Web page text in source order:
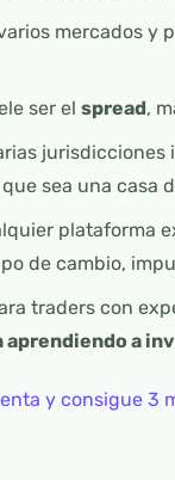
mercados
ser el spread,
sea una casa
plataforma
de cambio,
traders con
aprendiendo a
y consigue 3